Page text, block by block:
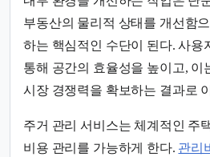
부동산의 물리적 상태를 개선함
하는 핵심적인 수단이 된다. 사용
통해 공간의 효율성을 높이고, 이
시장 경쟁력을 확보하는 결과로
주거 관리 서비스는 체계적인 주
비용 관리를 가능하게 한다. 관리비